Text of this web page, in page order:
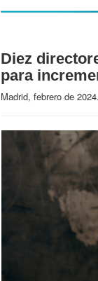
Diez
para
Madrid, febrero de